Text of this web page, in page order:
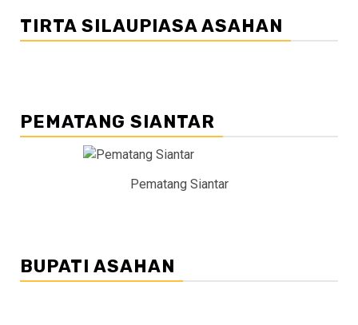
TIRTA SILAUPIASA ASAHAN
PEMATANG SIANTAR
Pematang Siantar
BUPATI ASAHAN